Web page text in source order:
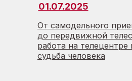
От самодельного
до передвижной
работа на телецентре
судьба человека
01.07.2025